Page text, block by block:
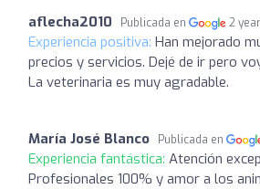
aflecha2010 Publicada en 2
Experiencia positiva: Han mejorado
precios y servicios. Dejé de ir pero
La veterinaria es muy agradable.
María José Blanco Publicada en
Experiencia fantástica: Atención
Profesionales 100% y amor a los